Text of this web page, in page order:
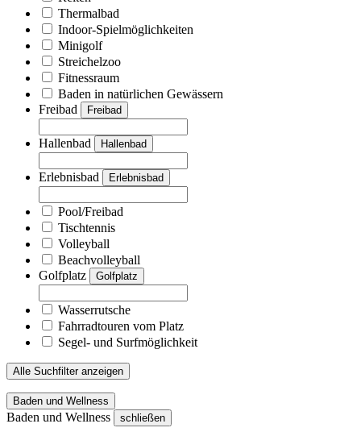
Thermalbad
Indoor-Spielmöglichkeiten
Minigolf
Streichelzoo
Fitnessraum
Baden in natürlichen Gewässern
Freibad
Freibad
Hallenbad Hallenbad
Erlebnisbad Erlebnisbad
Pool/Freibad
Tischtennis
Volleyball
Beachvolleyball
Golfplatz
Golfplatz
Wasserrutsche
Fahrradtouren vom Platz
Segel- und Surfmöglichkeit
Alle Suchfilter anzeigen
Baden und Wellness
Baden und Wellness schließen